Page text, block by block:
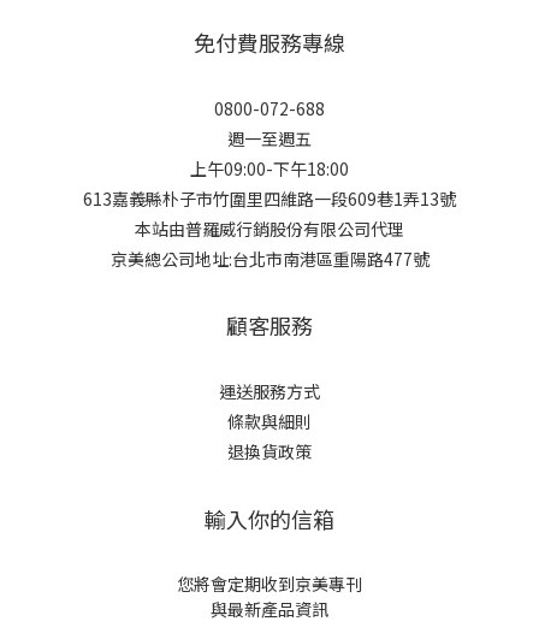
免付費服務專線
0800-072-688
週一至週五
上午09:00-下午18:00
613嘉義縣朴子市竹圍里四維路一段609巷1弄13號
本站由普羅威行銷股份有限公司代理
京美總公司地址:台北市南港區重陽路477號
顧客服務
運送服務方式
條款與細則
退換貨政策
輸入你的信箱
您將會定期收到京美專刊
與最新產品資訊